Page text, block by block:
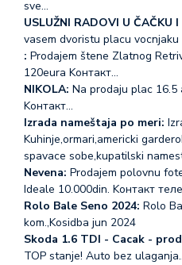
sve…
USLUŽNI RADOVI U ČAČKU
vasem dvoristu placu
: Prodajem štene Zlatnog
120eura Koнтакт…
NIKOLA: Na prodaju plac 16.5
Koнтакт…
Izrada nameštaja po meri:
Kuhinje,ormari,americki
spavace sobe,kupatilski
Nevena: Prodajem polovnu
Ideale 10.000din. Koнтакт
Rolo Bale Seno 2024: Rolo
kom.,Kosidba jun 2024
Skoda 1.6 TDI - Cacak -
TOP stanje! Auto bez